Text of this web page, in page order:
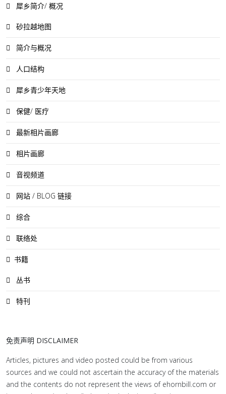
犀乡简介/ 概况
砂拉越地图
简介与概况
人口结构
犀乡青少年天地
保健/ 医疗
最新相片画廊
相片画廊
音视频道
网站 / BLOG 链接
综合
联络处
书籍
丛书
特刊
免责声明 DISCLAIMER
Articles, pictures and video posted could be from various
sources and we could not ascertain the accuracy of the materials
and the contents do not represent the views of ehornbill.com or